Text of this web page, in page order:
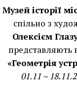
Музей історії
спільно з
Олексієм
представляють
«Геометрія
01.11 –